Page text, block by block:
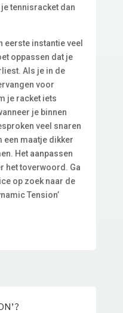
tennisracket dan
eerste instantie veel
oppassen dat je
Als je in de
voor
je racket iets
je binnen
veel snaren
een maatje dikker
Het aanpassen
het toverwoord. Ga
op zoek naar de
Tension’